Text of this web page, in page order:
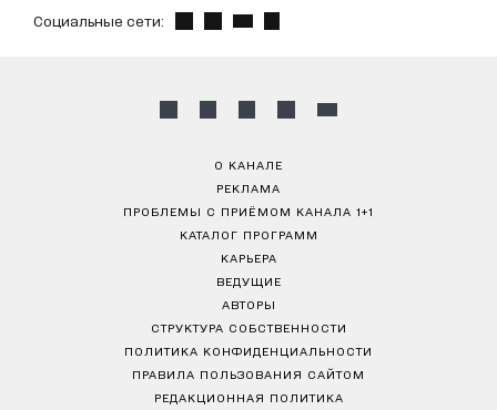
Социальные сети:
О КАНАЛЕ
РЕКЛАМА
ПРОБЛЕМЫ С ПРИЁМОМ КАНАЛА 1+1
КАТАЛОГ ПРОГРАММ
КАРЬЕРА
ВЕДУЩИЕ
АВТОРЫ
СТРУКТУРА СОБСТВЕННОСТИ
ПОЛИТИКА КОНФИДЕНЦИАЛЬНОСТИ
ПРАВИЛА ПОЛЬЗОВАНИЯ САЙТОМ
РЕДАКЦИОННАЯ ПОЛИТИКА